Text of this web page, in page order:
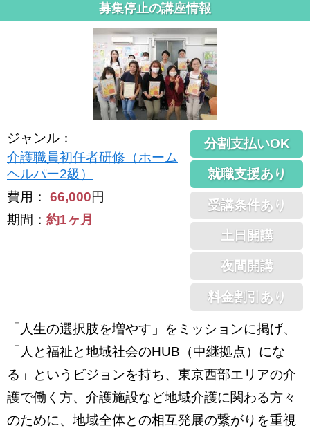
募集停止の講座情報
ジャンル ：
介護職員初任者研修（ホーム
ヘルパー2級）
費用： 66,000円
期間： 約1ヶ月
分割支払いOK
就職支援あり
受講条件あり
土日開講
夜間開講
料金割引あり
「人生の選択肢を増やす」をミッションに掲げ、
「人と福祉と地域社会のHUB（中継拠点）にな
る」というビジョンを持ち、東京西部エリアの介
護で働く方、介護施設など地域介護に関わる方々
のために、地域全体との相互発展の繋がりを重視